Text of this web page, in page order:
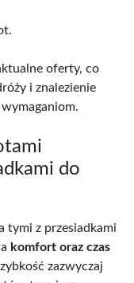
oferty, co
i znalezienie
do
tymi z przesiadkami
komfort oraz czas
zazwyczaj